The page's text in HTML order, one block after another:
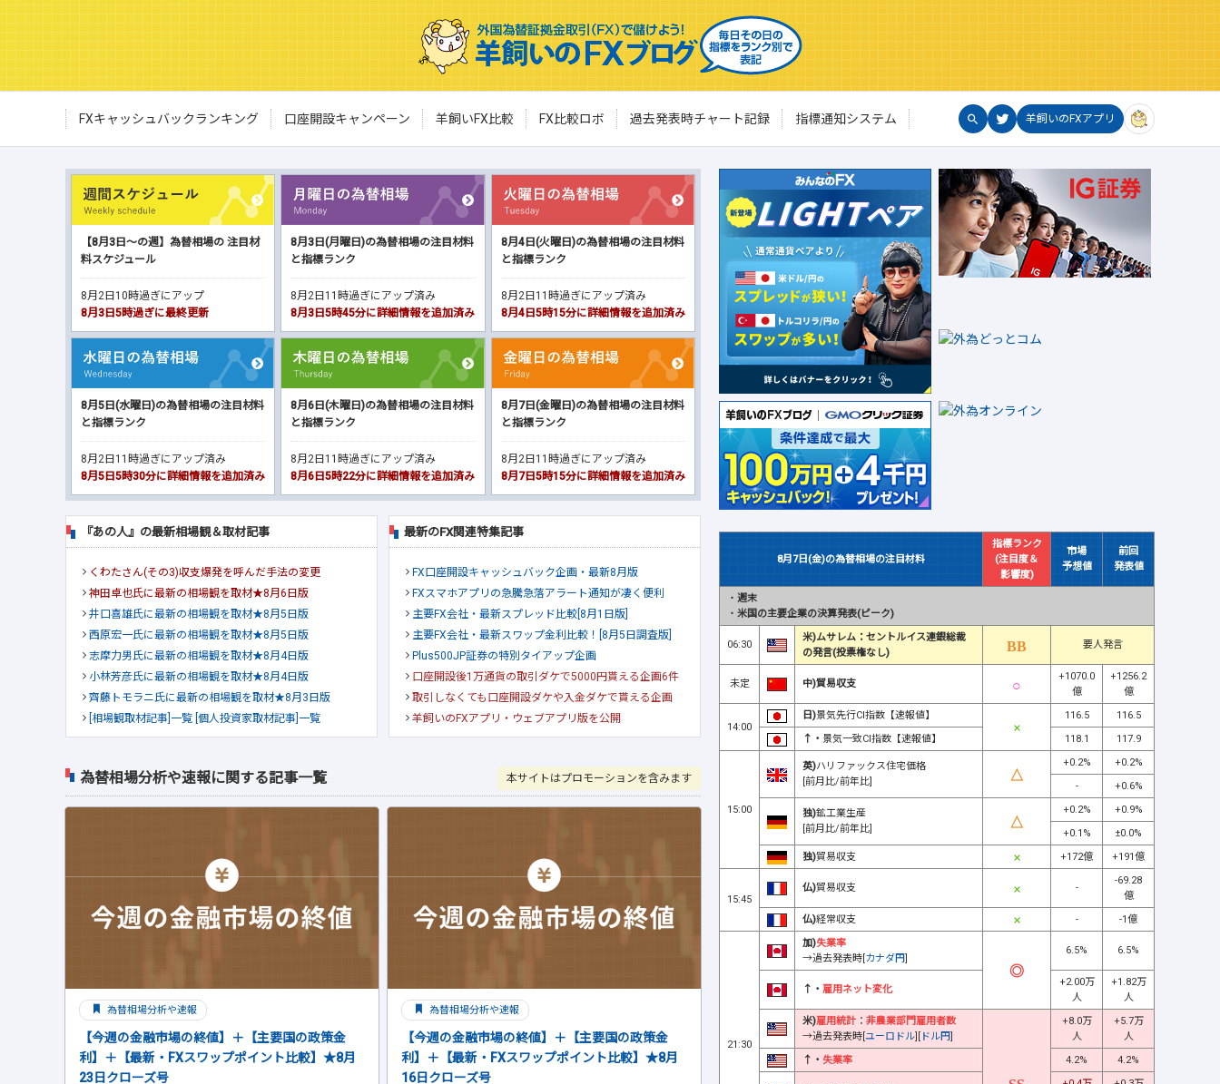
FXキャッシュバックランキング 口座開設キャンペーン 羊飼いFX比較 FX比較ロボ 過去発表時チャート記録 指標通知システム 羊飼いのFXアプリ
【8月3日～の週】為替相場の 注目材
料スケジュール
8月2日10時過ぎにアップ
8月3日5時過ぎに最終更新
8月3日(月曜日)の為替相場の注目材料
と指標ランク
8月2日11時過ぎにアップ済み
8月3日5時45分に詳細情報を追加済み
8月4日(火曜日)の為替相場の注目材料
と指標ランク
8月2日11時過ぎにアップ済み
8月4日5時15分に詳細情報を追加済み
8月5日(水曜日)の為替相場の注目材料
と指標ランク
8月2日11時過ぎにアップ済み
8月5日5時30分に詳細情報を追加済み
8月6日(木曜日)の為替相場の注目材料
と指標ランク
8月2日11時過ぎにアップ済み
8月6日5時22分に詳細情報を追加済み
8月7日(金曜日)の為替相場の注目材料
と指標ランク
8月2日11時過ぎにアップ済み
8月7日5時15分に詳細情報を追加済み
『あの人』の最新相場観＆取材記事
くわたさん(その3)収支爆発を呼んだ手法の変更
神田卓也氏に最新の相場観を取材★8月6日版
井口喜雄氏に最新の相場観を取材★8月5日版
西原宏一氏に最新の相場観を取材★8月5日版
志摩力男氏に最新の相場観を取材★8月4日版
小林芳彦氏に最新の相場観を取材★8月4日版
齊藤トモラニ氏に最新の相場観を取材★8月3日版
[相場観取材記事]一覧 [個人投資家取材記事]一覧
最新のFX関連特集記事
FX口座開設キャッシュバック企画・最新8月版
FXスマホアプリの急騰急落アラート通知が凄く便利
主要FX会社・最新スプレッド比較[8月1日版]
主要FX会社・最新スワップ金利比較！[8月5日調査版]
Plus500JP証券の特別タイアップ企画
口座開設後1万通貨の取引ダケで5000円貰える企画6件
取引しなくても口座開設ダケや入金ダケで貰える企画
羊飼いのFXアプリ・ウェブアプリ版を公開
為替相場分析や速報に関する記事一覧 本サイトはプロモーションを含みます
為替相場分析や速報
【今週の金融市場の終値】＋【主要国の政策金
利】＋【最新・FXスワップポイント比較】★8月
23日クローズ号
為替相場分析や速報
【今週の金融市場の終値】＋【主要国の政策金
利】＋【最新・FXスワップポイント比較】★8月
16日クローズ号
8月7日(金)の為替相場の注目材料
指標ランク
(注目度＆
影響度)
市場
予想値
前回
発表値
・ 週末
・ 米国の主要企業の決算発表(ピーク)
06:30
米)ムサレム：セントルイス連銀総裁
の発言(投票権なし)
要人発言
未定 中)貿易収支
+1070.0
億
+1256.2
億
14:00
日)景気先行CI指数【速報値】 116.5
116.5
↑・ 景気一致CI指数【速報値】 118.1 117.9
15:00
英)ハリファックス住宅価格
[前月比/前年比]
+0.2%
+0.2%
-
+0.6%
独)鉱工業生産
[前月比/前年比]
+0.2%
+0.9%
+0.1%
±0.0%
独)貿易収支 +172億 +191億
15:45
仏)貿易収支 -
-69.28
億
仏)経常収支 - -1億
21:30
加)失業率
→過去発表時[カナダ円]
6.5% 6.5%
↑・ 雇用ネット変化
+2.00万
人
+1.82万
人
米)雇用統計 ： 非農業部門雇用者数
→過去発表時[ユーロドル][ ドル円]
+8.0万
人
+5.7万
人
↑・ 失業率 4.2% 4.2%